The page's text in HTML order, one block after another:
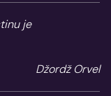
je
Džordž Orvel